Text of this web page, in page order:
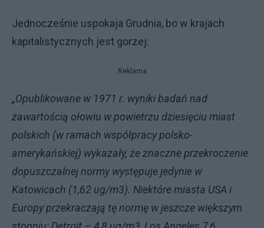
Jednocześnie uspokaja Grudnia, bo w krajach
kapitalistycznych jest gorzej:
Reklama
„Opublikowane w 1971 r. wyniki badań nad
zawartością ołowiu w powietrzu dziesięciu miast
polskich (w ramach współpracy polsko-
amerykańskiej) wykazały, że znaczne przekroczenie
dopuszczalnej normy występuje jedynie w
Katowicach (1,62 ug/m3). Niektóre miasta USA i
Europy przekraczają tę normę w jeszcze większym